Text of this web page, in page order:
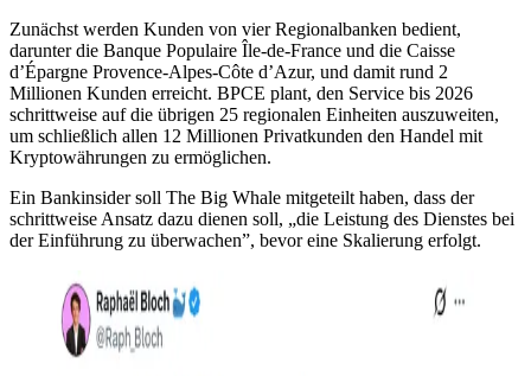
Zunächst werden Kunden von vier Regionalbanken bedient,
darunter die Banque Populaire Île-de-France und die Caisse
d’Épargne Provence-Alpes-Côte d’Azur, und damit rund 2
Millionen Kunden erreicht. BPCE plant, den Service bis 2026
schrittweise auf die übrigen 25 regionalen Einheiten auszuweiten,
um schließlich allen 12 Millionen Privatkunden den Handel mit
Kryptowährungen zu ermöglichen.
Ein Bankinsider soll The Big Whale mitgeteilt haben, dass der
schrittweise Ansatz dazu dienen soll, „die Leistung des Dienstes bei
der Einführung zu überwachen”, bevor eine Skalierung erfolgt.